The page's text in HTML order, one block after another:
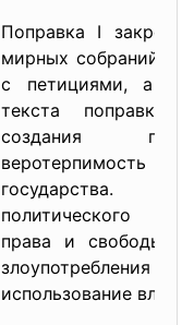
Поправка I
мирных собраний и
с петициями, а
текста поправки
создания
веротерпимость
государства.
политического
права и свободы
использование